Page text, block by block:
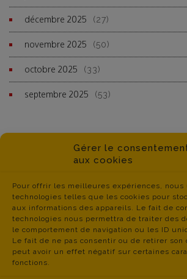
Gérer le
aux cookies
Pour offrir les meilleures expériences, nous
technologies telles que les cookies pour
aux informations des appareils. Le fait de
technologies nous permettra de traiter des
le comportement de navigation ou les ID
Le fait de ne pas consentir ou de retirer son
peut avoir un effet négatif sur certaines
fonctions.
décembre 2025 (27)
novembre 2025 (50)
octobre 2025 (33)
septembre 2025 (53)